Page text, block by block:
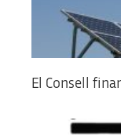
El Consell